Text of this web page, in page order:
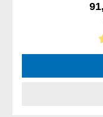
Calificación